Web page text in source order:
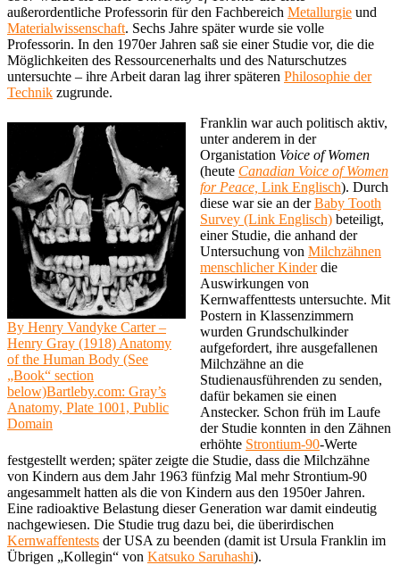
außerordentliche Professorin für den Fachbereich Metallurgie und
Materialwissenschaft. Sechs Jahre später wurde sie volle
Professorin. In den 1970er Jahren saß sie einer Studie vor, die die
Möglichkeiten des Ressourcenerhalts und des Naturschutzes
untersuchte – ihre Arbeit daran lag ihrer späteren Philosophie der
Technik zugrunde.
By Henry Vandyke Carter –
Henry Gray (1918) Anatomy
of the Human Body (See
„Book“ section
below)Bartleby.com: Gray’s
Anatomy, Plate 1001, Public
Domain
Franklin war auch politisch aktiv,
unter anderem in der
Organistation Voice of Women
(heute Canadian Voice of Women
for Peace, Link Englisch). Durch
diese war sie an derBaby Tooth
Survey (Link Englisch) beteiligt,
einer Studie, die anhand der
Untersuchung von Milchzähnen
menschlicher Kinderdie
Auswirkungen von
Kernwaffenttests untersuchte. Mit
Postern in Klassenzimmern
wurden Grundschulkinder
aufgefordert, ihre ausgefallenen
Milchzähne an die
Studienausführenden zu senden,
dafür bekamen sie einen
Anstecker. Schon früh im Laufe
der Studie konnten in den Zähnen
erhöhte Strontium-90-Werte
festgestellt werden; später zeigte die Studie, dass die Milchzähne
von Kindern aus dem Jahr 1963 fünfzig Mal mehr Strontium-90
angesammelt hatten als die von Kindern aus den 1950er Jahren.
Eine radioaktive Belastung dieser Generation war damit eindeutig
nachgewiesen. Die Studie trug dazu bei, die überirdischen
Kernwaffentests der USA zu beenden (damit ist Ursula Franklin im
Übrigen „Kollegin“ von Katsuko Saruhashi).